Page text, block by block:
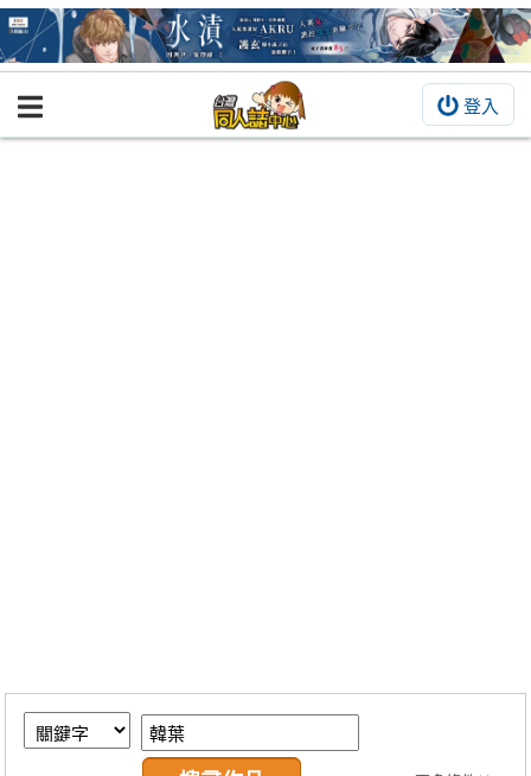
登入
BOOKY書集倉庫
繪圖藝廊
交流中心